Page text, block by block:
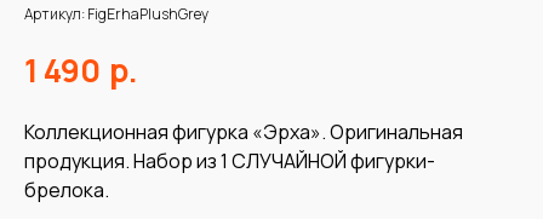
Артикул:FigErhaPlushGrey
1 490 р.
Коллекционная фигурка «Эрха». Оригинальная
продукция. Набор из 1 СЛУЧАЙНОЙ фигурки-
брелока.